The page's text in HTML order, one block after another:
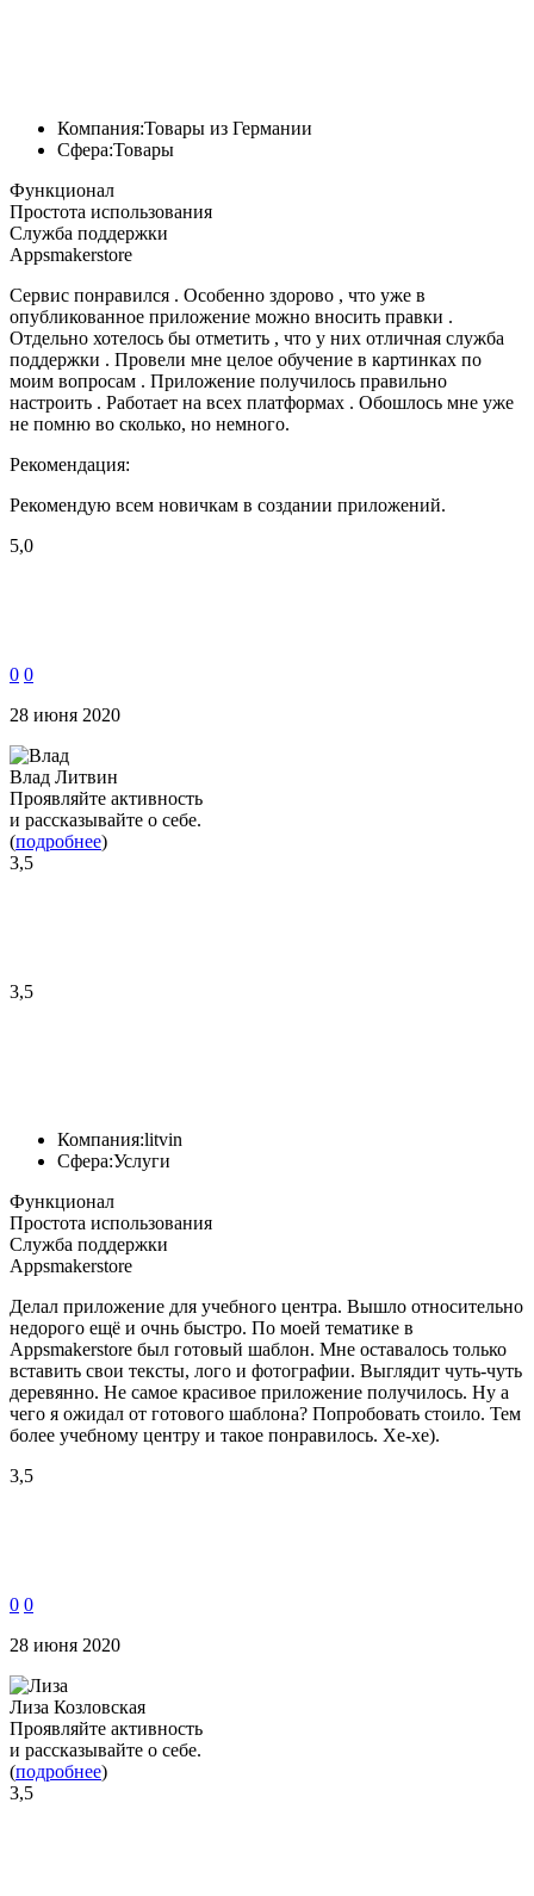
Компания:Товары из Германии
Сфера:Товары
Функционал
Простота использования
Служба поддержки
Appsmakerstore
Сервис понравился . Особенно здорово , что уже в
опубликованное приложение можно вносить правки .
Отдельно хотелось бы отметить , что у них отличная служба
поддержки . Провели мне целое обучение в картинках по
моим вопросам . Приложение получилось правильно
настроить . Работает на всех платформах . Обошлось мне уже
не помню во сколько, но немного.
Рекомендация:
Рекомендую всем новичкам в создании приложений.
5,0
0 0
28 июня 2020
Влад Литвин
Проявляйте активность
и рассказывайте о себе.
(подробнее)
3,5
3,5
Компания:litvin
Сфера:Услуги
Функционал
Простота использования
Служба поддержки
Appsmakerstore
Делал приложение для учебного центра. Вышло относительно
недорого ещё и очнь быстро. По моей тематике в
Appsmakerstore был готовый шаблон. Мне оставалось только
вставить свои тексты, лого и фотографии. Выглядит чуть-чуть
деревянно. Не самое красивое приложение получилось. Ну а
чего я ожидал от готового шаблона? Попробовать стоило. Тем
более учебному центру и такое понравилось. Хе-хе).
3,5
0 0
28 июня 2020
Лиза Козловская
Проявляйте активность
и рассказывайте о себе.
(подробнее)
3,5